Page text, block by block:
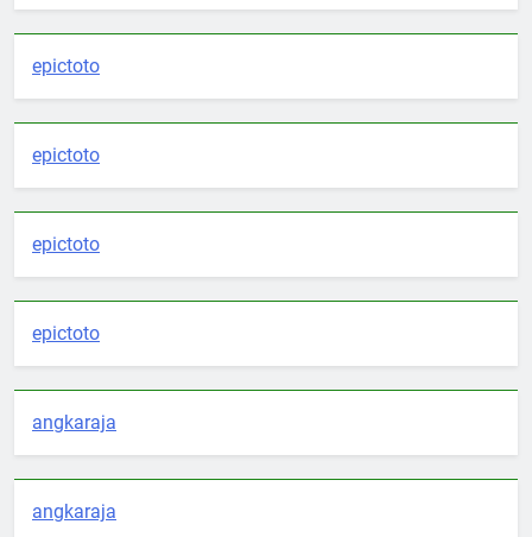
epictoto
epictoto
epictoto
epictoto
angkaraja
angkaraja